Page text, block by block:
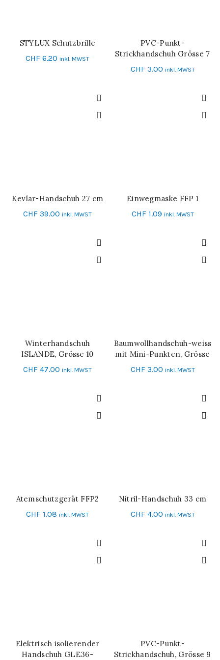
IN DEN WARENKORB
STYLUX Schutzbrille
CHF 6.20 inkl. MWST
IN DEN WARENKORB
PVC-Punkt-
Strickhandschuh Grösse 7
CHF 3.00 inkl. MWST
IN DEN WARENKORB
Kevlar-Handschuh 27 cm
CHF 39.00 inkl. MWST
IN DEN WARENKORB
Einwegmaske FFP 1
CHF 1.09 inkl. MWST
IN DEN WARENKORB
Winterhandschuh
ISLANDE, Grösse 10
CHF 47.00 inkl. MWST
IN DEN WARENKORB
Baumwollhandschuh-weiss
mit Mini-Punkten, Grösse
10
CHF 3.00 inkl. MWST
IN DEN WARENKORB
Atemschutzgerät FFP2
CHF 1.08 inkl. MWST
SCHNELL-EINKAUF
Nitril-Handschuh 33 cm
CHF 4.00 inkl. MWST
SCHNELL-EINKAUF
Elektrisch isolierender
Handschuh GLE36-
IN DEN WARENKORB
PVC-Punkt-
Strickhandschuh, Grösse 9